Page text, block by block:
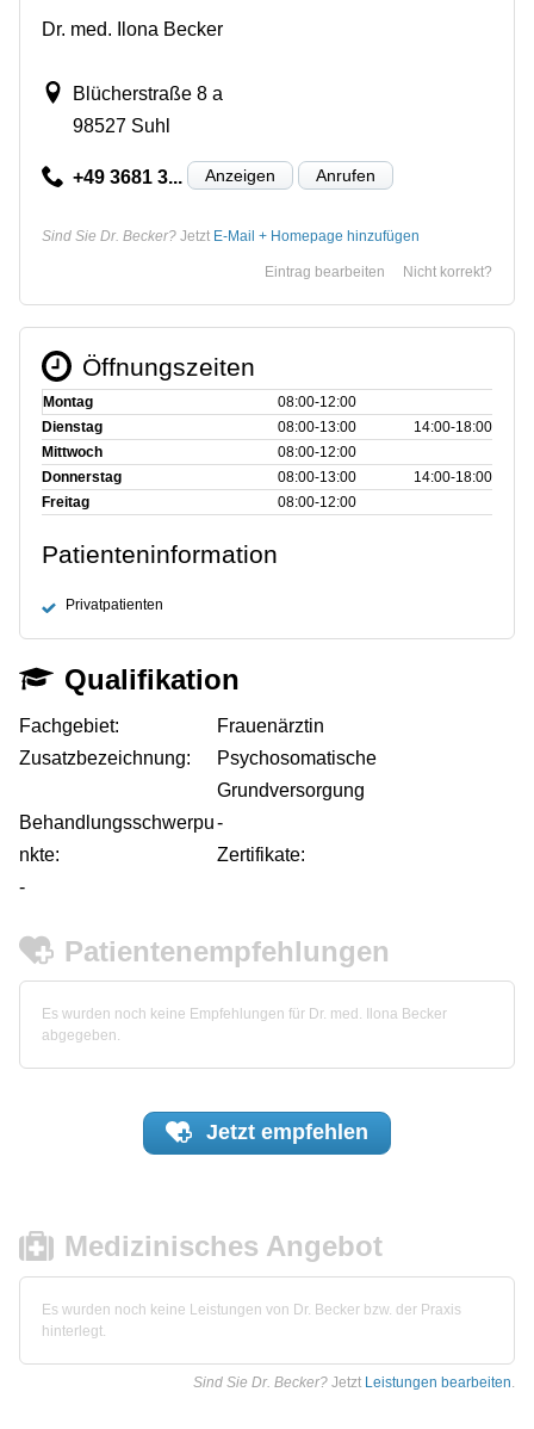
Dr. med. Ilona Becker
Blücherstraße 8 a
98527 Suhl
+49 3681 3... Anzeigen Anrufen
Sind Sie Dr. Becker? Jetzt E-Mail + Homepage hinzufügen
Nicht korrekt?
Eintrag bearbeiten
Öffnungszeiten
Montag
08:00‑12:00
Dienstag
08:00‑13:00
14:00‑18:00
Mittwoch
08:00‑12:00
Donnerstag
08:00‑13:00
14:00‑18:00
Freitag
08:00‑12:00
Patienteninformation
Privatpatienten
Qualifikation
Fachgebiet:
Frauenärztin
Zusatzbezeichnung:
Psychosomatische
Grundversorgung
Behandlungsschwerpu
nkte:
-
Zertifikate:
-
Patientenempfehlungen
Es wurden noch keine Empfehlungen für Dr. med. Ilona Becker
abgegeben.
Jetzt empfehlen
Medizinisches Angebot
Es wurden noch keine Leistungen von Dr. Becker bzw. der Praxis
hinterlegt.
Sind Sie Dr. Becker? Jetzt Leistungen bearbeiten.